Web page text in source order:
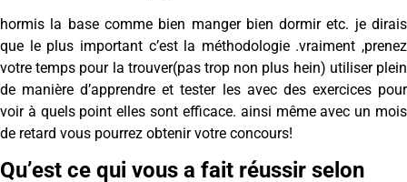
hormis la base comme bien manger bien dormir etc. je dirais
que le plus important c’est la méthodologie .vraiment ,prenez
votre temps pour la trouver(pas trop non plus hein) utiliser plein
de manière d’apprendre et tester les avec des exercices pour
voir à quels point elles sont efficace. ainsi même avec un mois
de retard vous pourrez obtenir votre concours!
Qu’est ce qui vous a fait réussir selon